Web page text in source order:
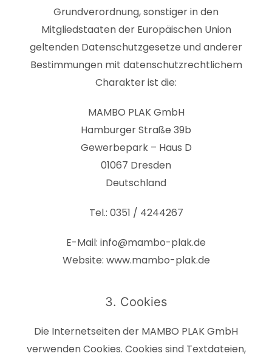
Grundverordnung, sonstiger in den
Mitgliedstaaten der Europäischen Union
geltenden Datenschutzgesetze und anderer
Bestimmungen mit datenschutzrechtlichem
Charakter ist die:
MAMBO PLAK GmbH
Hamburger Straße 39b
Gewerbepark – Haus D
01067 Dresden
Deutschland
Tel.: 0351 / 4244267
E-Mail: info@mambo-plak.de
Website: www.mambo-plak.de
3. Cookies
Die Internetseiten der MAMBO PLAK GmbH
verwenden Cookies. Cookies sind Textdateien,